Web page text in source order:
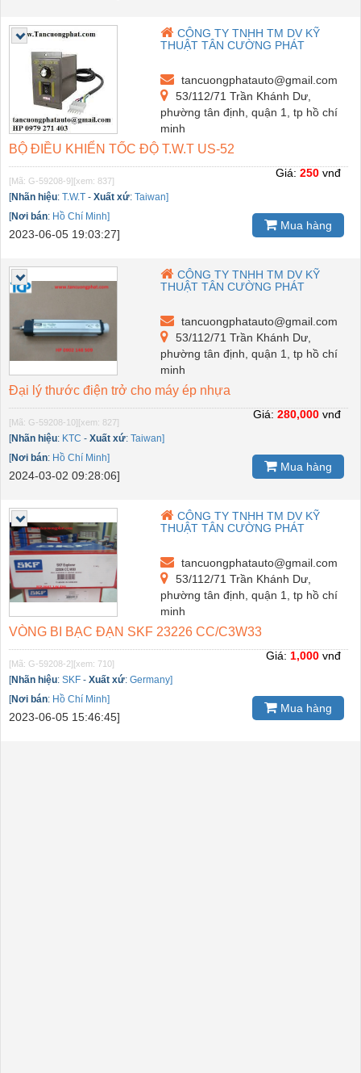
CÔNG TY TNHH TM DV KỸ
THUẬT TÂN CƯỜNG PHÁT
tancuongphatauto@gmail.com
53/112/71 Trần Khánh Dư,
phường tân định, quận 1, tp hồ chí
minh
BỘ ĐIỀU KHIỂN TỐC ĐỘ T.W.T US-52
[Mã: G-59208-9][xem: 837]
[Nhãn hiệu: T.W.T - Xuất xứ: Taiwan]
[Nơi bán: Hồ Chí Minh]
2023-06-05 19:03:27]
Giá: 250 vnđ
Mua hàng
CÔNG TY TNHH TM DV KỸ
THUẬT TÂN CƯỜNG PHÁT
tancuongphatauto@gmail.com
53/112/71 Trần Khánh Dư,
phường tân định, quận 1, tp hồ chí
minh
Đại lý thước điện trở cho máy ép nhựa
[Mã: G-59208-10][xem: 827]
[Nhãn hiệu: KTC - Xuất xứ: Taiwan]
[Nơi bán: Hồ Chí Minh]
2024-03-02 09:28:06]
Giá: 280,000 vnđ
Mua hàng
CÔNG TY TNHH TM DV KỸ
THUẬT TÂN CƯỜNG PHÁT
tancuongphatauto@gmail.com
53/112/71 Trần Khánh Dư,
phường tân định, quận 1, tp hồ chí
minh
VÒNG BI BẠC ĐẠN SKF 23226 CC/C3W33
[Mã: G-59208-2][xem: 710]
[Nhãn hiệu: SKF - Xuất xứ: Germany]
[Nơi bán: Hồ Chí Minh]
2023-06-05 15:46:45]
Giá: 1,000 vnđ
Mua hàng